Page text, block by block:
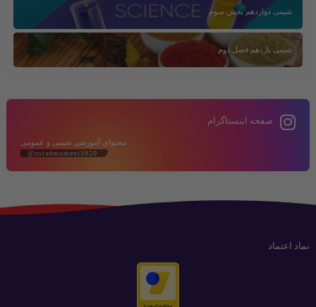
شیمی دوازدهم بخش سوم
شیمی یازدهم فصل دوم
صفحه اینستاگرام
محتوای آموزشی شیمی و عمومی
@ostadmomeni2020
نماد اعتماد